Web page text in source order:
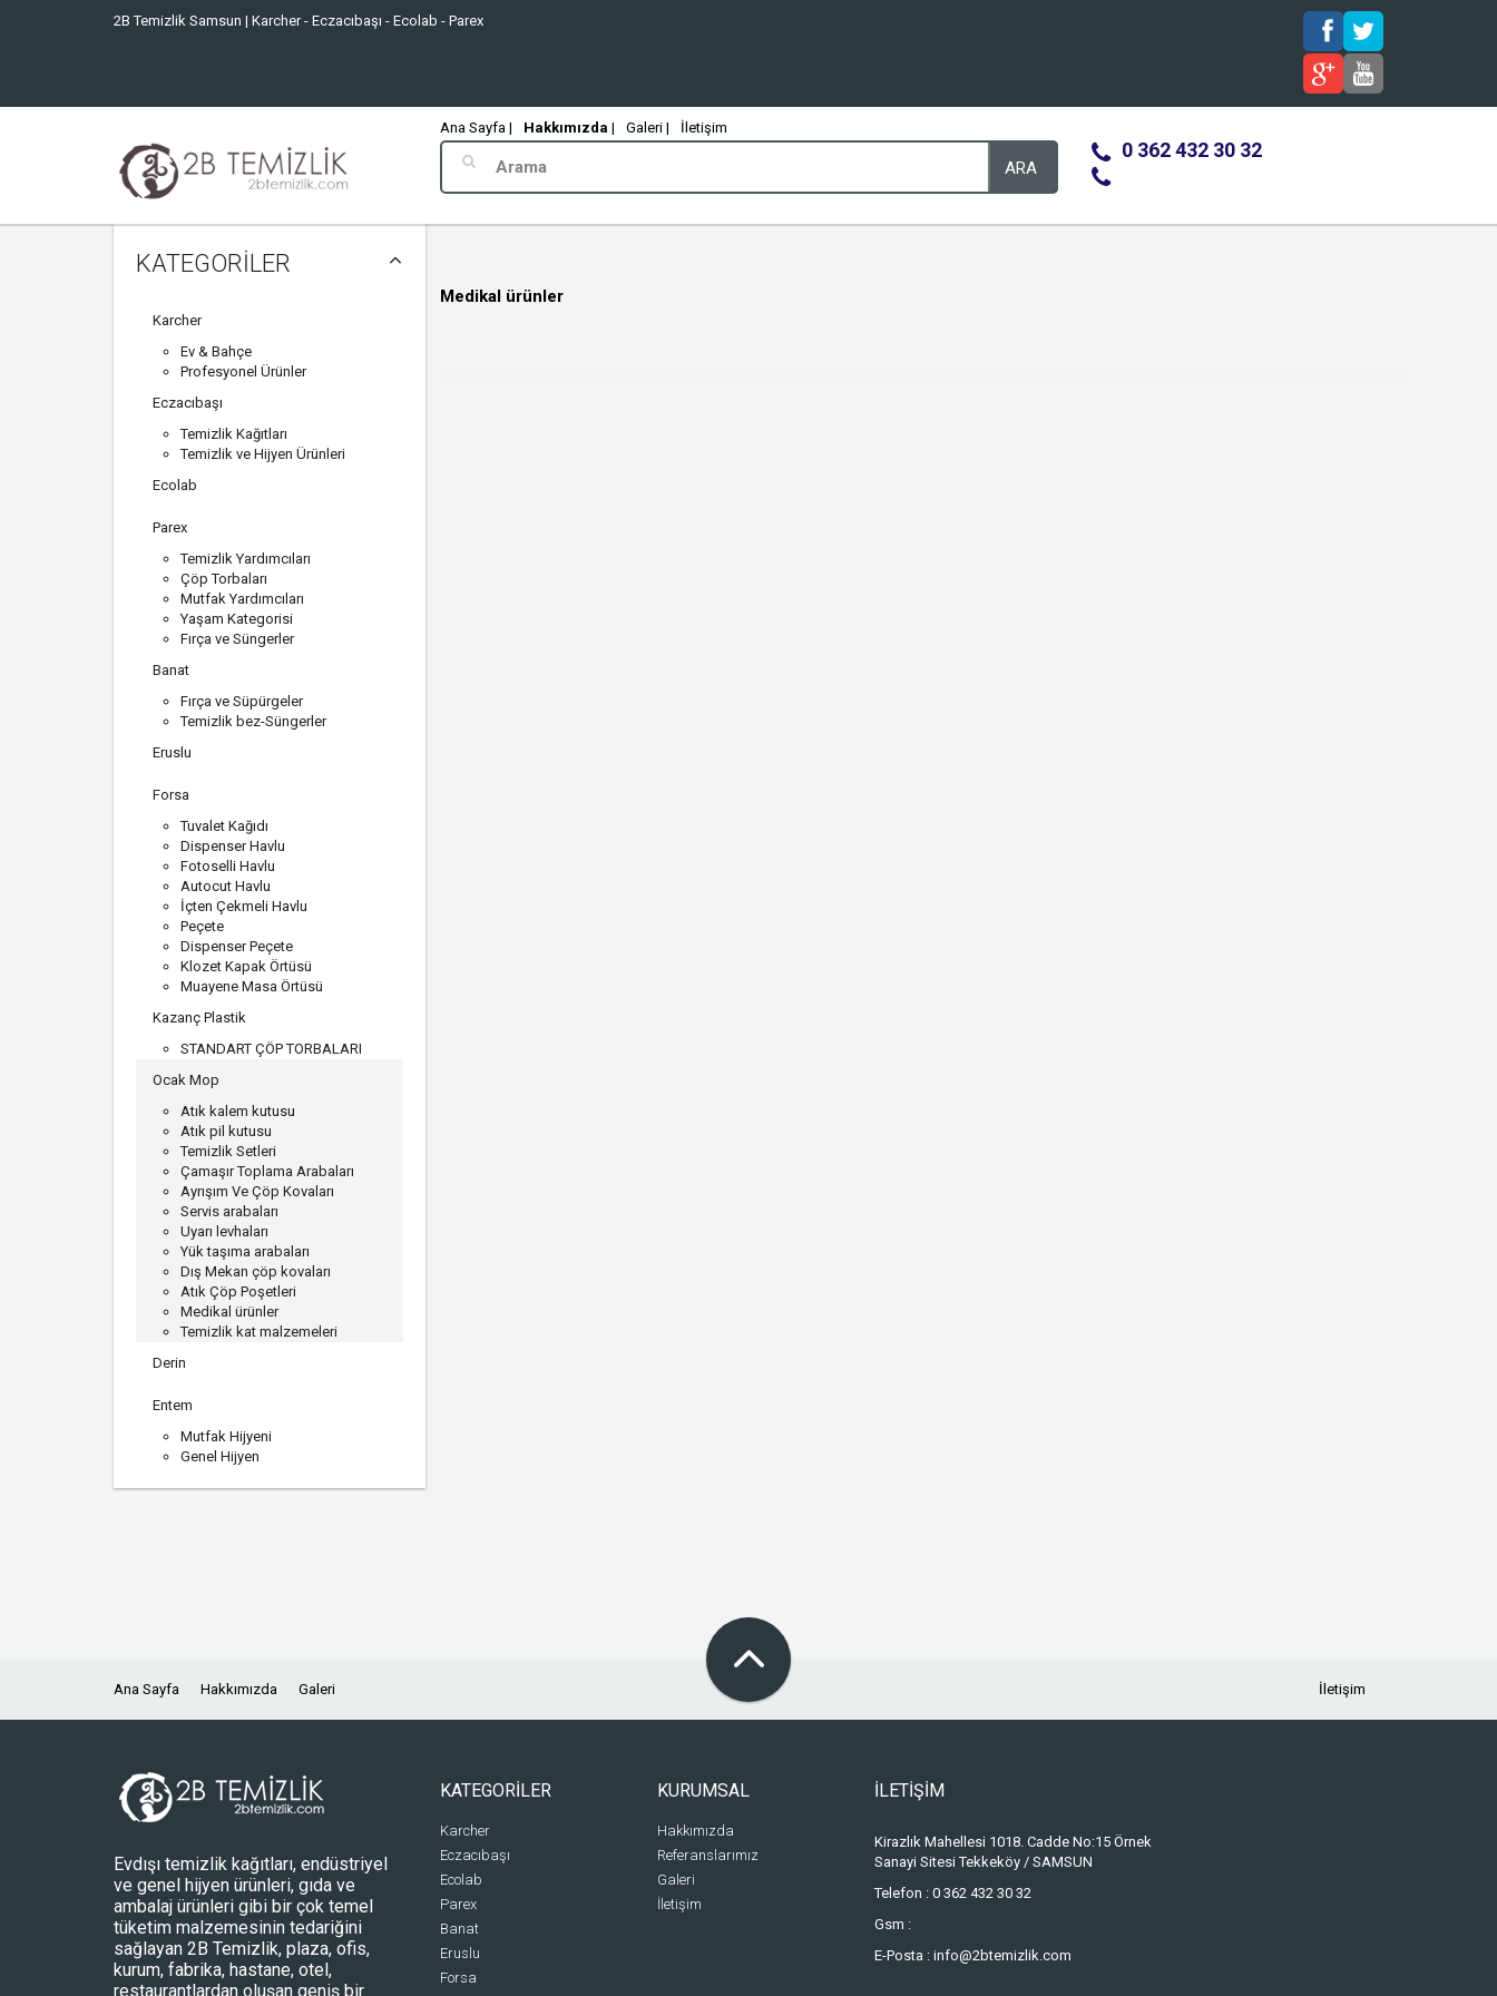
2B Temizlik Samsun | Karcher - Eczacıbaşı - Ecolab - Parex
Ana Sayfa | Hakkımızda | Galeri | İletişim
ARA
0 362 432 30 32
KATEGORİLER
Karcher
Ev & Bahçe
Profesyonel Ürünler
Eczacıbaşı
Temizlik Kağıtları
Temizlik ve Hijyen Ürünleri
Ecolab
Parex
Temizlik Yardımcıları
Çöp Torbaları
Mutfak Yardımcıları
Yaşam Kategorisi
Fırça ve Süngerler
Banat
Fırça ve Süpürgeler
Temizlik bez-Süngerler
Eruslu
Forsa
Tuvalet Kağıdı
Dispenser Havlu
Fotoselli Havlu
Autocut Havlu
İçten Çekmeli Havlu
Peçete
Dispenser Peçete
Klozet Kapak Örtüsü
Muayene Masa Örtüsü
Kazanç Plastik
STANDART ÇÖP TORBALARI
Ocak Mop
Atık kalem kutusu
Atık pil kutusu
Temizlik Setleri
Çamaşır Toplama Arabaları
Ayrışım Ve Çöp Kovaları
Servis arabaları
Uyarı levhaları
Yük taşıma arabaları
Dış Mekan çöp kovaları
Atık Çöp Poşetleri
Medikal ürünler
Temizlik kat malzemeleri
Derin
Entem
Mutfak Hijyeni
Genel Hijyen
Medikal ürünler
Ana Sayfa Hakkımızda Galeri İletişim
Evdışı temizlik kağıtları, endüstriyel
ve genel hijyen ürünleri, gıda ve
ambalaj ürünleri gibi bir çok temel
tüketim malzemesinin tedariğini
sağlayan 2B Temizlik, plaza, ofis,
kurum, fabrika, hastane, otel,
restaurantlardan oluşan geniş bir
KATEGORİLER
Karcher
Eczacıbaşı
Ecolab
Parex
Banat
Eruslu
Forsa
KURUMSAL
Hakkımızda
Referanslarımız
Galeri
İletişim
İLETİŞİM
Kirazlık Mahellesi 1018. Cadde No:15 Örnek
Sanayi Sitesi Tekkeköy / SAMSUN
Telefon : 0 362 432 30 32
Gsm :
E-Posta : info@2btemizlik.com